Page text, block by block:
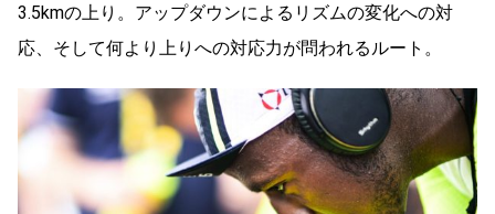
3.5kmの上り。アップダウンによるリズムの変化への対
応、そして何より上りへの対応力が問われるルート。